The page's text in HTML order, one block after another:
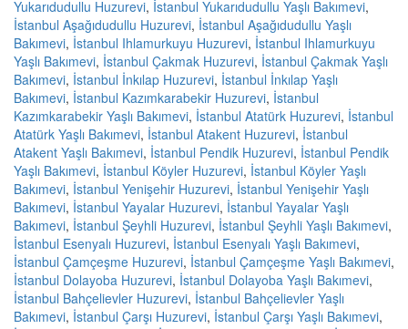
Yukarıdudullu Huzurevi, İstanbul Yukarıdudullu Yaşlı Bakımevi,
İstanbul Aşağıdudullu Huzurevi, İstanbul Aşağıdudullu Yaşlı
Bakımevi, İstanbul Ihlamurkuyu Huzurevi, İstanbul Ihlamurkuyu
Yaşlı Bakımevi, İstanbul Çakmak Huzurevi, İstanbul Çakmak Yaşlı
Bakımevi, İstanbul İnkılap Huzurevi, İstanbul İnkılap Yaşlı
Bakımevi, İstanbul Kazımkarabekir Huzurevi, İstanbul
Kazımkarabekir Yaşlı Bakımevi, İstanbul Atatürk Huzurevi, İstanbul
Atatürk Yaşlı Bakımevi, İstanbul Atakent Huzurevi, İstanbul
Atakent Yaşlı Bakımevi, İstanbul Pendik Huzurevi, İstanbul Pendik
Yaşlı Bakımevi, İstanbul Köyler Huzurevi, İstanbul Köyler Yaşlı
Bakımevi, İstanbul Yenişehir Huzurevi, İstanbul Yenişehir Yaşlı
Bakımevi, İstanbul Yayalar Huzurevi, İstanbul Yayalar Yaşlı
Bakımevi, İstanbul Şeyhli Huzurevi, İstanbul Şeyhli Yaşlı Bakımevi,
İstanbul Esenyalı Huzurevi, İstanbul Esenyalı Yaşlı Bakımevi,
İstanbul Çamçeşme Huzurevi, İstanbul Çamçeşme Yaşlı Bakımevi,
İstanbul Dolayoba Huzurevi, İstanbul Dolayoba Yaşlı Bakımevi,
İstanbul Bahçelievler Huzurevi, İstanbul Bahçelievler Yaşlı
Bakımevi, İstanbul Çarşı Huzurevi, İstanbul Çarşı Yaşlı Bakımevi,